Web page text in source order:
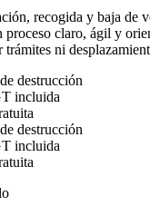
recogida y baja de
proceso claro, ágil y
trámites ni
destrucción
incluida
destrucción
incluida